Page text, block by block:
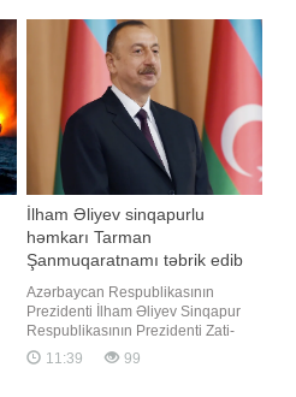
bunu ABŞ Prezidentinin xüsusi
elçisi Stiv Uitkoff "X" sosial şəbəkə
hesabındakı paylaşımd
İlham Əliyev sinqapurlu
həmkarı Tarman
Şanmuqaratnamı təbrik edib
Azərbaycan Respublikasının
Prezidenti İlham Əliyev Sinqapur
Respublikasının Prezidenti Zati-
aliləri cənab Tarman
Şanmuqaratnamı təbrik edib.
11:39 99